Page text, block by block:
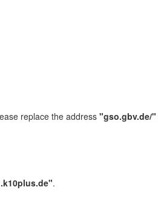
replace the address "gso.gbv.de/"
.